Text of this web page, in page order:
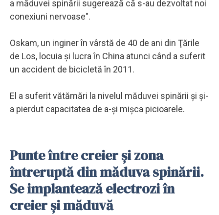
a măduvei spinării sugerează că s-au dezvoltat noi
conexiuni nervoase".
Oskam, un inginer în vârstă de 40 de ani din Ţările
de Los, locuia şi lucra în China atunci când a suferit
un accident de bicicletă în 2011.
El a suferit vătămări la nivelul măduvei spinării şi şi-
a pierdut capacitatea de a-şi mişca picioarele.
Punte între creier și zona
întreruptă din măduva spinării.
Se implantează electrozi în
creier și măduvă